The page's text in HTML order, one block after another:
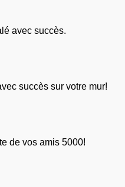
avec succès.
succès sur votre mur!
de vos amis 5000!